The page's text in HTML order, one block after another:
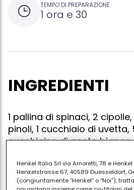
TEMPO DI PREPARAZIONE
1 ora e 30
INGREDIENTI
1 pallina di spinaci, 2
pinoli, 1 cucchiaio di uvetta,
cucchiaino di aceto
Cuocere gli spinaci, strizzarli
Henkel Italia Srl via Amoretti, 78 e Henkel
Henkelstrasse 67, 40589 Duesseldorf,
(congiuntamente “Henkel” o “Noi”),